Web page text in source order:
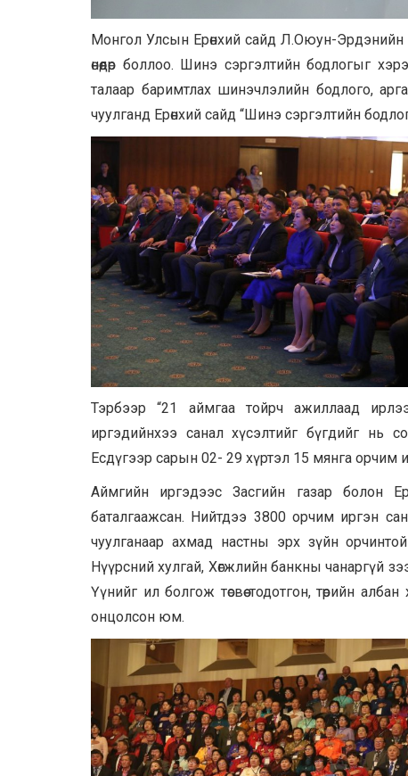
Монгол Улсын Ерөнхий сайд Л.Оюун-
өнөөдөр боллоо. Шинэ сэргэлтийн бодлогыг
талаар баримтлах шинэчлэлийн бодлого,
чуулганд Ерөнхий сайд “Шинэ сэргэлтийн
Тэрбээр “21 аймгаа тойрч ажиллаад
иргэдийнхээ санал хүсэлтийг бүгдийг нь
Есдүгээр сарын 02- 29 хүртэл 15 мянга орчим
Аймгийн иргэдээс Засгийн газар болон
баталгаажсан. Нийтдээ 3800 орчим иргэн
чуулганаар ахмад настны эрх зүйн
Нүүрсний хулгай, Хөгжлийн банкны чанаргүй
Үүнийг ил болгож төсвөө тодотгон, төрийн
онцолсон юм.